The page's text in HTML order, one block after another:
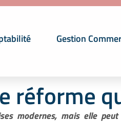
Gestion
réforme
modernes, mais elle